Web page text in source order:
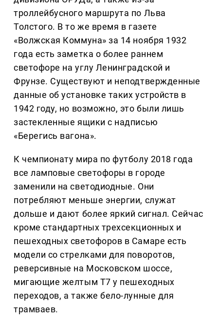
троллейбусного маршрута по Льва
Толстого. В то же время в газете
«Волжская Коммуна» за 14 ноября 1932
года есть заметка о более раннем
светофоре на углу Ленинградской и
Фрунзе. Существуют и неподтвержденные
данные об установке таких устройств в
1942 году, но возможно, это были лишь
застекленные ящики с надписью
«Берегись вагона».
К чемпионату мира по футболу 2018 года
все ламповые светофоры в городе
заменили на светодиодные. Они
потребляют меньше энергии, служат
дольше и дают более яркий сигнал. Сейчас
кроме стандартных трехсекционных и
пешеходных светофоров в Самаре есть
модели со стрелками для поворотов,
реверсивные на Московском шоссе,
мигающие желтым Т7 у пешеходных
переходов, а также бело-лунные для
трамваев.